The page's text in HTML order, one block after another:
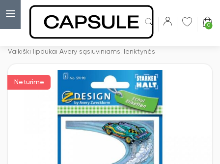
0
Vaikiški lipdukai Avery sąsiuviniams. lenktynės
Neturime